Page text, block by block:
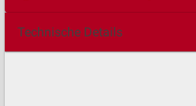
Technische Details